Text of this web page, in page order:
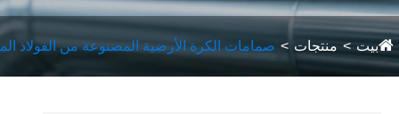
بيت منتجات صمامات الكرة الأرضية المصنوعة من الفولاذ